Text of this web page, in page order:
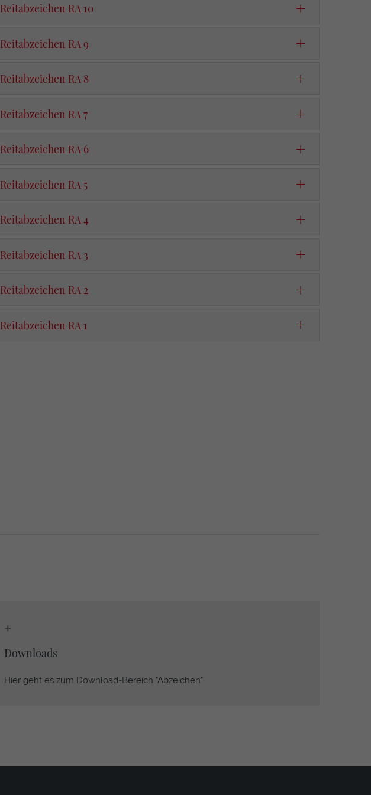
Reitabzeichen RA 10
Reitabzeichen RA 9
Reitabzeichen RA 8
Reitabzeichen RA 7
Reitabzeichen RA 6
Reitabzeichen RA 5
Reitabzeichen RA 4
Reitabzeichen RA 3
Reitabzeichen RA 2
Reitabzeichen RA 1
+
Downloads
Hier geht es zum Download-Bereich "Abzeichen"